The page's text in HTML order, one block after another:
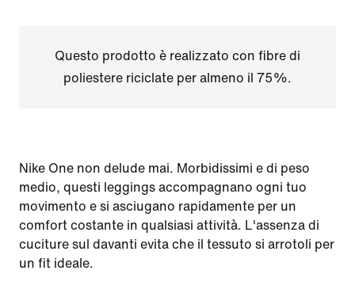
Questo prodotto è realizzato con fibre di
poliestere riciclate per almeno il 75%.
Nike One non delude mai. Morbidissimi e di peso
medio, questi leggings accompagnano ogni tuo
movimento e si asciugano rapidamente per un
comfort costante in qualsiasi attività. L'assenza di
cuciture sul davanti evita che il tessuto si arrotoli per
un fit ideale.